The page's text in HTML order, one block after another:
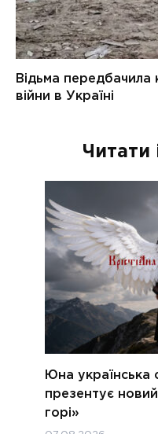
Читати
Юна українська
презентує
горі»